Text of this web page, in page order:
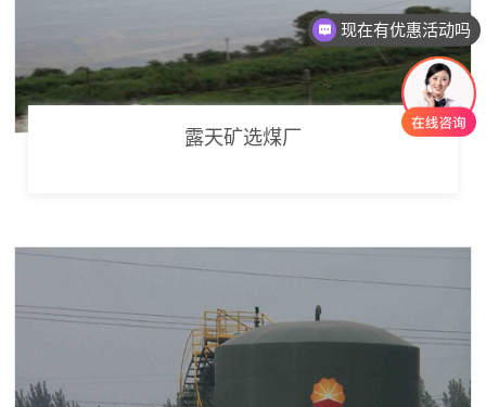
露天矿选煤厂
现在有优惠活动吗